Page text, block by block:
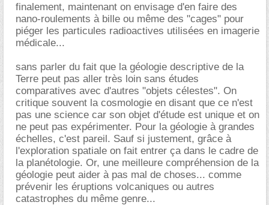
finalement, maintenant on envisage d'en faire des
nano-roulements à bille ou même des "cages" pour
piéger les particules radioactives utilisées en imagerie
médicale...
sans parler du fait que la géologie descriptive de la
Terre peut pas aller très loin sans études
comparatives avec d'autres "objets célestes". On
critique souvent la cosmologie en disant que ce n'est
pas une science car son objet d'étude est unique et on
ne peut pas expérimenter. Pour la géologie à grandes
échelles, c'est pareil. Sauf si justement, grâce à
l'exploration spatiale on fait entrer ça dans le cadre de
la planétologie. Or, une meilleure compréhension de la
géologie peut aider à pas mal de choses... comme
prévenir les éruptions volcaniques ou autres
catastrophes du même genre...